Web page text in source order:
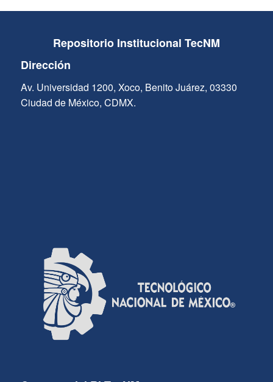
Repositorio Institucional TecNM
Dirección
Av. Universidad 1200, Xoco, Benito Juárez, 03330
Ciudad de México, CDMX.